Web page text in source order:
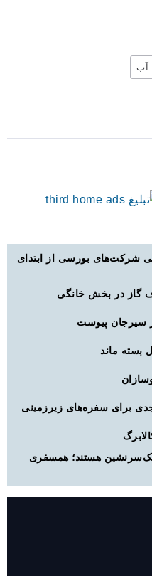
آب
شرکت‌های بورسی از ابتدای
گاز در بخش خانگی
سیرجان پیوست
بسته ماند
برای سفره‌های زیرزمینی
تک‌سرنشین‌ هستند؛ همسفری